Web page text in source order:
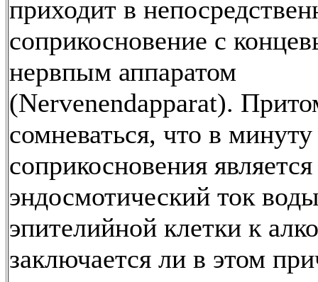
приходит в
соприкосновение с
нервпым аппаратом
(Nervenendapparat).
сомневаться, что в минуту
соприкосновения является
эндосмотический ток
эпителийной клетки к
заключается ли в этом